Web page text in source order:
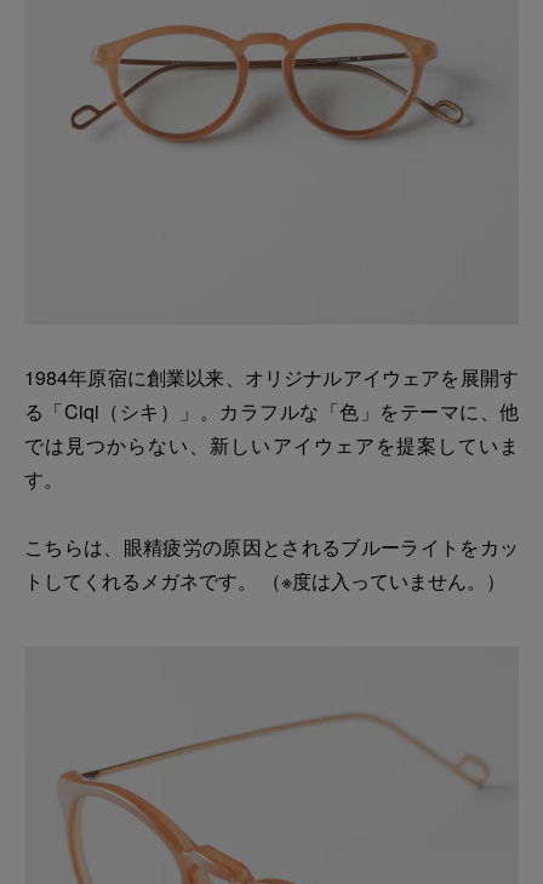
1984年原宿に創業以来、オリジナルアイウェアを展開す
る「Ciqi（シキ）」。カラフルな「色」をテーマに、他
では見つからない、新しいアイウェアを提案していま
す。
こちらは、眼精疲労の原因とされるブルーライトをカッ
トしてくれるメガネです。 （※度は入っていません。）